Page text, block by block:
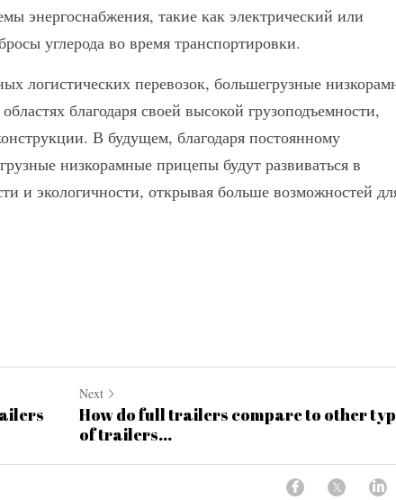
энергоснабжения, такие как электрический или
углерода во время транспортировки.
логистических перевозок, большегрузные
благодаря своей высокой грузоподъемности,
В будущем, благодаря постоянному
низкорамные прицепы будут развиваться в
и экологичности, открывая больше возможностей
Next
How do full trailers compare to other
of trailers...